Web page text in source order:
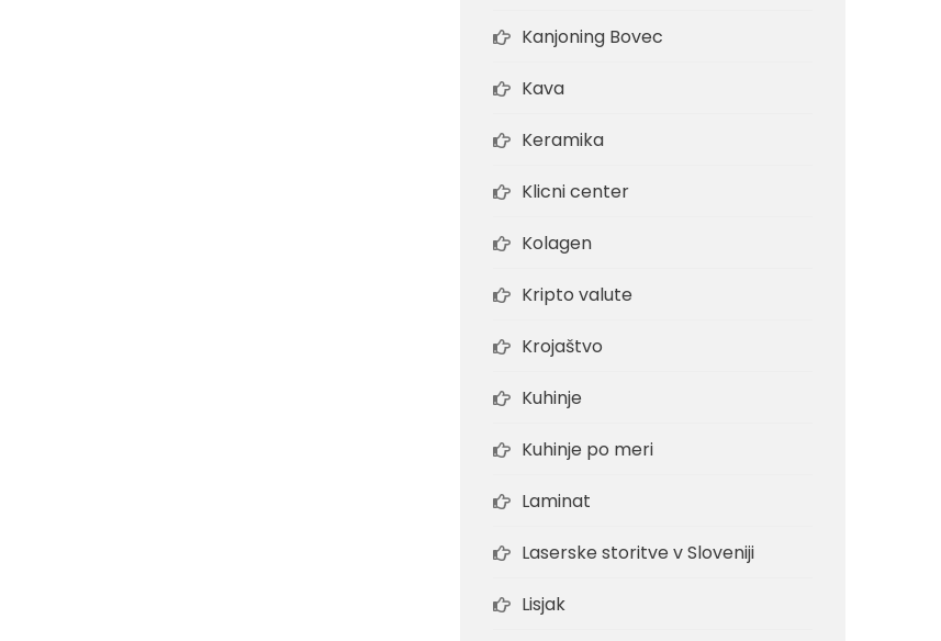
Kanjoning Bovec
Kava
Keramika
Klicni center
Kolagen
Kripto valute
Krojaštvo
Kuhinje
Kuhinje po meri
Laminat
Laserske storitve v Sloveniji
Lisjak